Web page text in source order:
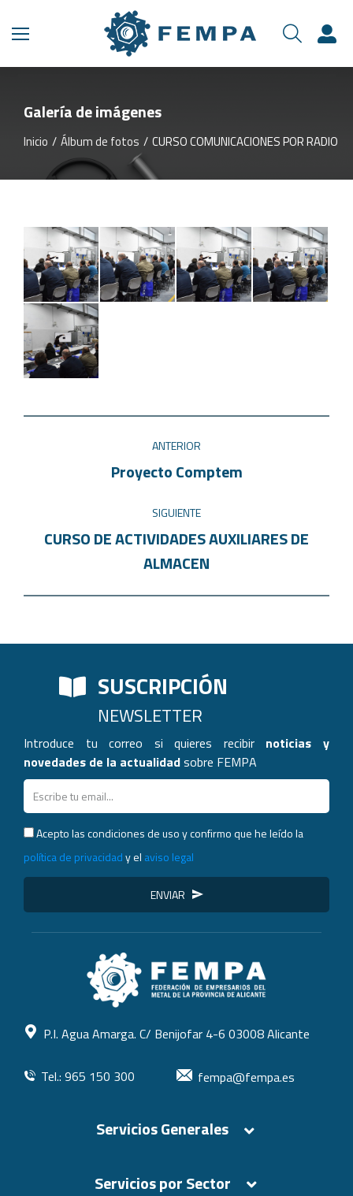
Galería de imágenes
Estás aquí:
Inicio Álbum de fotos CURSO COMUNICACIONES POR RADIO
ANTERIOR
Proyecto Comptem
SIGUIENTE
CURSO DE ACTIVIDADES AUXILIARES DE
ALMACEN
SUSCRIPCIÓN
NEWSLETTER
Introduce tu correo si quieres recibir noticias y
novedades de la actualidadsobre FEMPA
Acepto las condiciones de uso y confirmo que he leído la
política de privacidady el aviso legal
ENVIAR
P.I. Agua Amarga. C/ Benijofar 4-6 03008 Alicante
Tel.: 965 150 300 fempa@fempa.es
Servicios Generales
Servicios por Sector